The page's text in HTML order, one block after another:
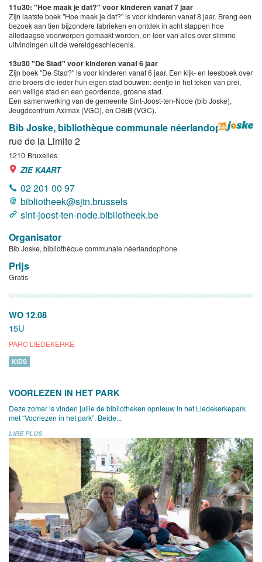
11u30: "Hoe maak je dat?" voor kinderen vanaf 7 jaar
Zijn laatste boek "Hoe maak je dat?" is voor kinderen vanaf 8 jaar. Breng een
bezoek aan tien bijzondere fabrieken en ontdek in acht stappen hoe
alledaagse voorwerpen gemaakt worden, en leer van alles over slimme
uitvindingen uit de wereldgeschiedenis.
13u30 "De Stad" voor kinderen vanaf 6 jaar
Zijn boek "De Stad?" is voor kinderen vanaf 6 jaar. Een kijk- en leesboek over
drie broers die ieder hun eigen stad bouwen: eentje in het teken van prei,
een veilige stad en een geordende, groene stad.
Een samenwerking van de gemeente Sint-Joost-ten-Node (bib Joske),
Jeugdcentrum Aximax (VGC), en OBiB (VGC).
Bib Joske, bibliothèque communale néerlandophone
rue de la Limite 2
1210 Bruxelles
ZIE KAART
02 201 00 97
bibliotheek@sjtn.brussels
sint-joost-ten-node.bibliotheek.be
Organisator
Bib Joske, bibliothèque communale néerlandophone
Prijs
Gratis
WO 12.08
15U
PARC LIEDEKERKE
KIDS
VOORLEZEN IN HET PARK
Deze zomer is vinden jullie de bibliotheken opnieuw in het Liedekerkepark
met “Voorlezen in het park”. Beide...
LIRE PLUS